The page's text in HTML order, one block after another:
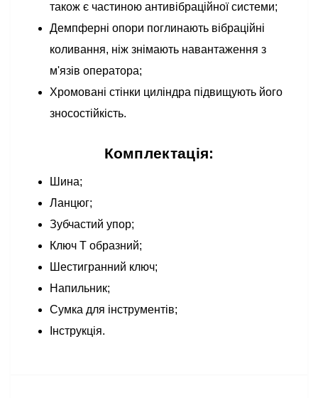
також є частиною антивібраційної системи;
Демпферні опори поглинають вібраційні
коливання, ніж знімають навантаження з
м'язів оператора;
Хромовані стінки циліндра підвищують його
зносостійкість.
Комплектація:
Шина;
Ланцюг;
Зубчастий упор;
Ключ Т образний;
Шестигранний ключ;
Напильник;
Сумка для інструментів;
Інструкція.